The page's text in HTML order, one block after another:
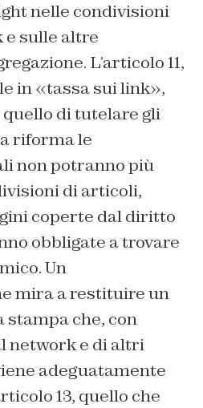
nelle condivisioni
e sulle altre
L’articolo 11,
in «tassa sui link»,
di tutelare gli
riforma le
non potranno più
di articoli,
coperte dal diritto
obbligate a trovare
Un
mira a restituire un
stampa che, con
network e di altri
adeguatamente
13, quello che